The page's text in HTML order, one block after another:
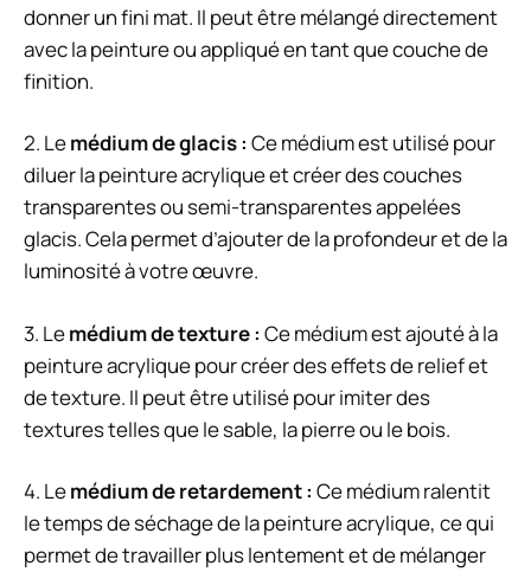
donner un fini mat. Il peut être mélangé directement
avec la peinture ou appliqué en tant que couche de
finition.
2. Lemédium de glacis : Ce médium est utilisé pour
diluer la peinture acrylique et créer des couches
transparentes ou semi-transparentes appelées
glacis. Cela permet d’ajouter de la profondeur et de la
luminosité à votre œuvre.
3. Lemédium de texture : Ce médium est ajouté à la
peinture acrylique pour créer des effets de relief et
de texture. Il peut être utilisé pour imiter des
textures telles que le sable, la pierre ou le bois.
4. Lemédium de retardement : Ce médium ralentit
le temps de séchage de la peinture acrylique, ce qui
permet de travailler plus lentement et de mélanger